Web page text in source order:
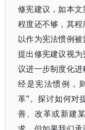
修宪建议，如本
程度还不够，其
以作为宪法惯例
提出修宪建议视
议进一步制度化
经是宪法惯例，
革”。探讨如何
善、改革或新建